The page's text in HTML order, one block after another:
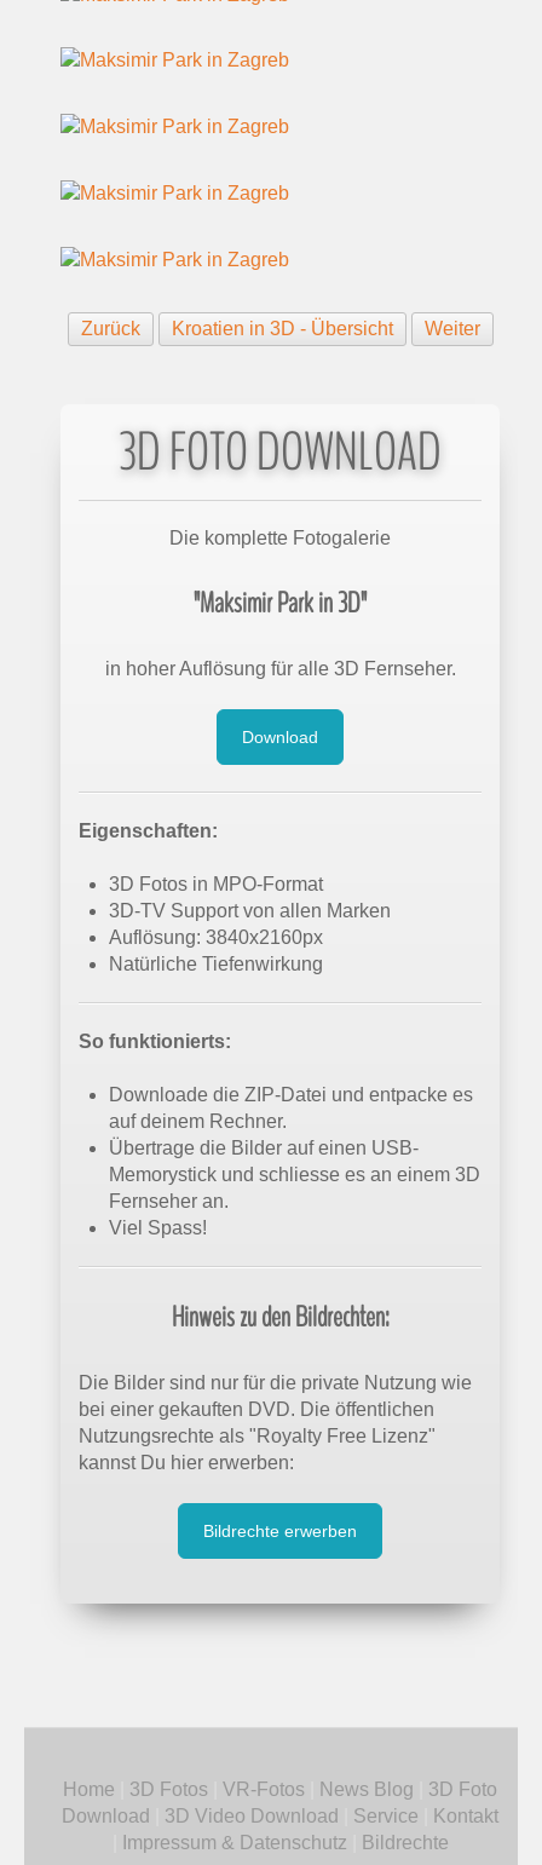
Zurück Kroatien in 3D - Übersicht Weiter
3D FOTO DOWNLOAD
Die komplette Fotogalerie
"Maksimir Park in 3D"
in hoher Auflösung für alle 3D Fernseher.
Download
Eigenschaften:
3D Fotos in MPO-Format
3D-TV Support von allen Marken
Auflösung: 3840x2160px
Natürliche Tiefenwirkung
So funktionierts:
Downloade die ZIP-Datei und entpacke es
auf deinem Rechner.
Übertrage die Bilder auf einen USB-
Memorystick und schliesse es an einem 3D
Fernseher an.
Viel Spass!
Hinweis zu den Bildrechten:
Die Bilder sind nur für die private Nutzung wie
bei einer gekauften DVD. Die öffentlichen
Nutzungsrechte als "Royalty Free Lizenz"
kannst Du hier erwerben:
Bildrechte erwerben
Home 3D Fotos VR-Fotos News Blog
3D Foto
Download
3D Video Download Service
Kontakt
Impressum & Datenschutz Bildrechte